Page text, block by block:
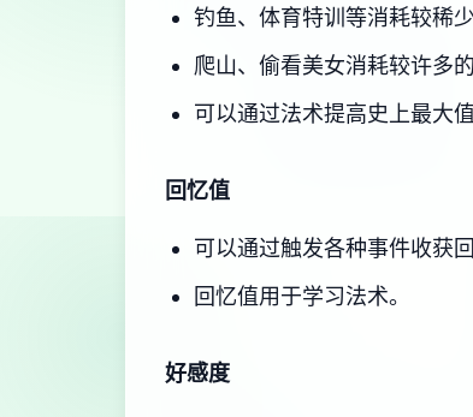
钓鱼、体育特训等消耗较稀少
爬山、偷看美女消耗较许多的
可以通过法术提高史上最大值
回忆值
可以通过触发各种事件收获
回忆值用于学习法术。
好感度